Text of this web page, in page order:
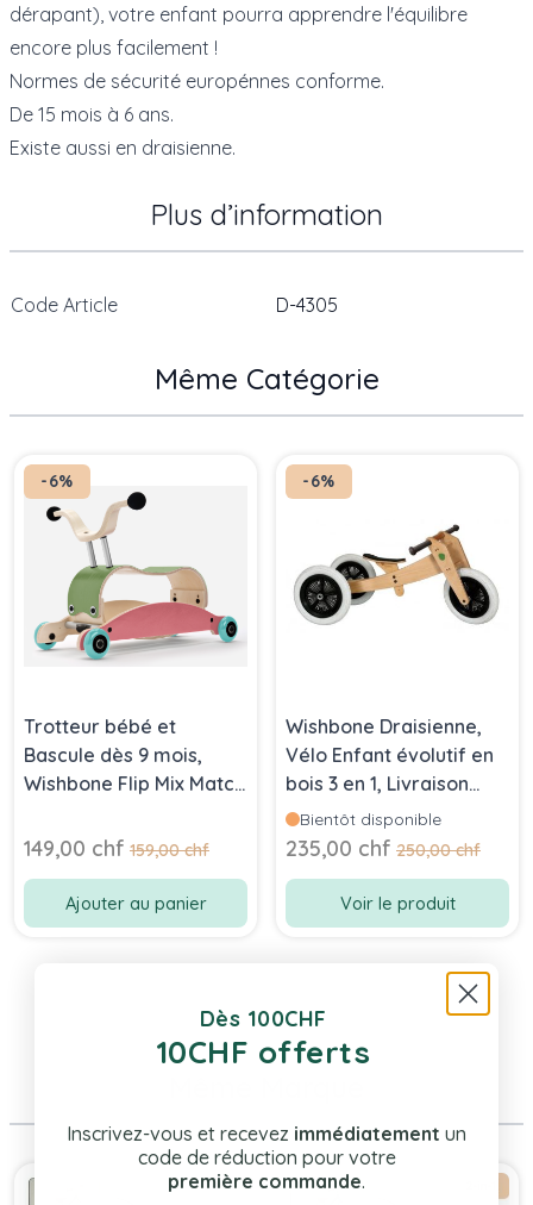
dérapant), votre enfant pourra apprendre l'équilibre
encore plus facilement !
Normes de sécurité europénnes conforme.
De 15 mois à 6 ans.
Existe aussi en draisienne.
Plus d’information
Code Article D-4305
Même Catégorie
-6%
Trotteur bébé et
Bascule dès 9 mois,
Wishbone Flip Mix Match
(vert-rose-bleu)
Prix Spécial
149,00 chf Prix normal
159,00 chf
Ajouter au panier
-6%
Wishbone Draisienne,
Vélo Enfant évolutif en
bois 3 en 1, Livraison
Gratuite
Bientôt disponible
Prix Spécial
235,00 chf Prix normal
250,00 chf
Voir le produit
Press to skip carousel
Dès 100CHF
10CHF offerts
Inscrivez-vous et recevez immédiatement un
code de réduction pour votre
première commande.